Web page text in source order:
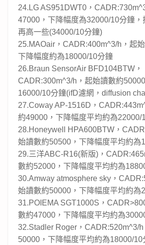
24.LG AS951DWT0，
47000，下降幅度為32000/10分鐘，
再高一些(34000/10分鐘)
25.MAOair，CADR:400m^3/h，起
下降幅度約為18000/10分鐘
26.Braun SensorAir BFD104BTW，
CADR:300m^3/h，起始讀數約
16000/10分鐘(ifD濾網，diffusion
27.Coway AP-1516D，
約49000，下降幅度平均約為22000/
28.Honeywell HPA600BTW，
始讀數約50500，下降幅度平均約為
29.三洋ABC-R16(新版)，
數約52000，下降幅度平均約為
30.Amway atmosphere sky，
始讀數約50000，下降幅度平均約為
31.POIEMA SGT1000S，
數約47000，下降幅度平均約為
32.Stadler Roger，CADR:520m^3/
50000，下降幅度平均約為18000/10